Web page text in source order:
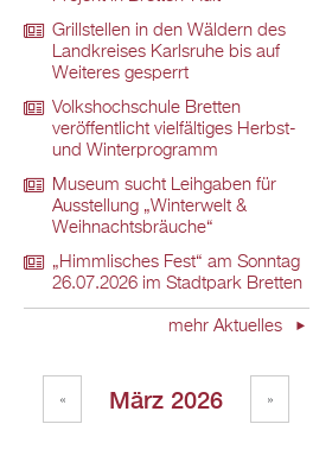
Grillstellen in den Wäldern des
Landkreises Karlsruhe bis auf
Weiteres gesperrt
Volkshochschule Bretten
veröffentlicht vielfältiges Herbst-
und Winterprogramm
Museum sucht Leihgaben für
Ausstellung „Winterwelt &
Weihnachtsbräuche“
„Himmlisches Fest“ am Sonntag
26.07.2026 im Stadtpark Bretten
mehr Aktuelles
März 2026
« »